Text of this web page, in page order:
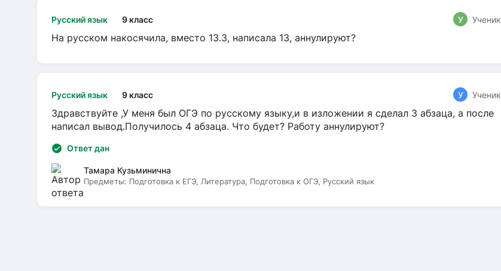
Русский язык 9 класс У Ученик
На русском накосячила, вместо 13.3, написала 13, аннулируют?
Русский язык 9 класс У Ученик
Здравствуйте ,У меня был ОГЭ по русскому языку,и в изложении я сделал 3 абзаца, а после
написал вывод.Получилось 4 абзаца. Что будет? Работу аннулируют?
Ответ дан
Тамара Кузьминична
Предметы: Подготовка к ЕГЭ, Литература, Подготовка к ОГЭ, Русский язык